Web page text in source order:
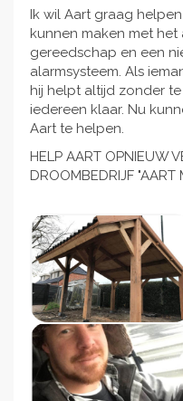
Ik wil Aart graag
kunnen maken met
gereedschap en een
alarmsysteem. Als
hij helpt altijd zonder
iedereen klaar. Nu
Aart te helpen.
HELP AART OPNIEUW
DROOMBEDRIJF "AART